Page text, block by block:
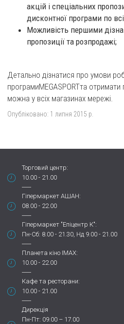
акцій і спеціальних
дисконтної програми по
Можливість першими
пропозиції та розпродажі;
Детально дізнатися про умови
програмиMEGASPORTта
можна у всіх магазинах мережі.
Опубліковано: 1 липня 2015 р.
Торговий центр:
10.00 - 21.00
Гіпермаркет АШАН:
08.00 - 22.00
Гіпермаркет "Епіцентр К":
Пн-Сб: 8.00 - 21.30, Нд 9.00 - 21.00
Планета кіно IMAX:
10.00 - 22.00
Кафе та ресторани:
10.00 - 21.00
Дирекція
Пн-Пт: 09.00 – 17.00